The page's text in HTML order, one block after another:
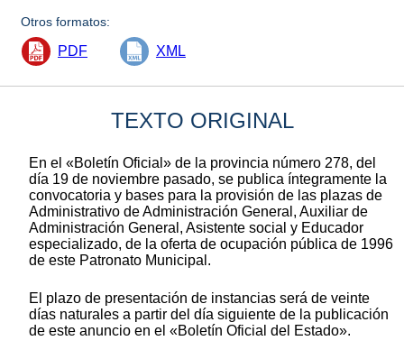
Otros formatos:
PDF XML
TEXTO ORIGINAL
En el «Boletín Oficial» de la provincia número 278, del
día 19 de noviembre pasado, se publica íntegramente la
convocatoria y bases para la provisión de las plazas de
Administrativo de Administración General, Auxiliar de
Administración General, Asistente social y Educador
especializado, de la oferta de ocupación pública de 1996
de este Patronato Municipal.
El plazo de presentación de instancias será de veinte
días naturales a partir del día siguiente de la publicación
de este anuncio en el «Boletín Oficial del Estado».